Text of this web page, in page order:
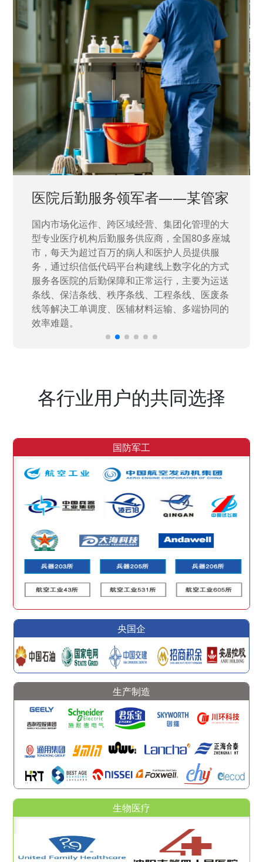
中国兵器工业集团——银光化学
国家“一五”期间156个重点项目之一。属于国家
高新技术企业，在信息化升级建设中，存在大
量“小、散、碎”的信息化需求，需要投入大量人
力资源进行开发，通过引入织信低代码平台，解
决当下遇到的各类业务难题，提升整体的IT研发
效率。
各行业用户的共同选择
国防军工
央国企
生产制造
生物医疗